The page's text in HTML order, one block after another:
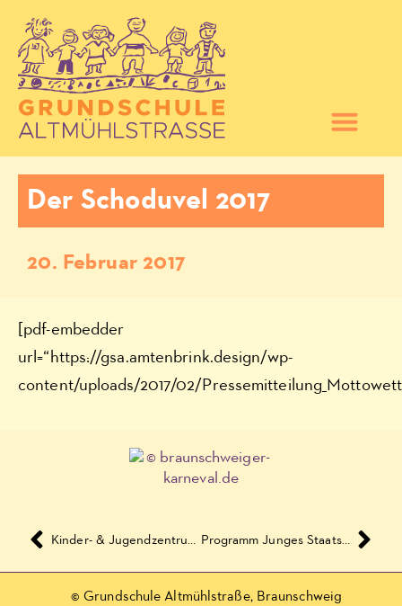
Der Schoduvel 2017
20. Februar 2017
[pdf-embedder
url=“https://gsa.amtenbrink.design/wp-
content/uploads/2017/02/
Programm Junges Staatstheater März und April 2017
© Grundschule Altmühlstraße, Braunschweig